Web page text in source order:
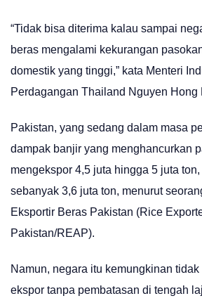
“Tidak bisa diterima kalau sampai
beras mengalami kekurangan
domestik yang tinggi,” kata Menteri
Perdagangan Thailand Nguyen Hong
Pakistan, yang sedang dalam masa
dampak banjir yang menghancurkan
mengekspor 4,5 juta hingga 5 juta
sebanyak 3,6 juta ton, menurut
Eksportir Beras Pakistan (Rice
Pakistan/REAP).
Namun, negara itu kemungkinan
ekspor tanpa pembatasan di tengah